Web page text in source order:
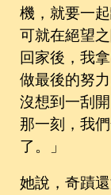
機，就要一
可就在絕望
回家後，我
做最後的努力
沒想到一刮
那一刻，我
了。」
她說，奇蹟